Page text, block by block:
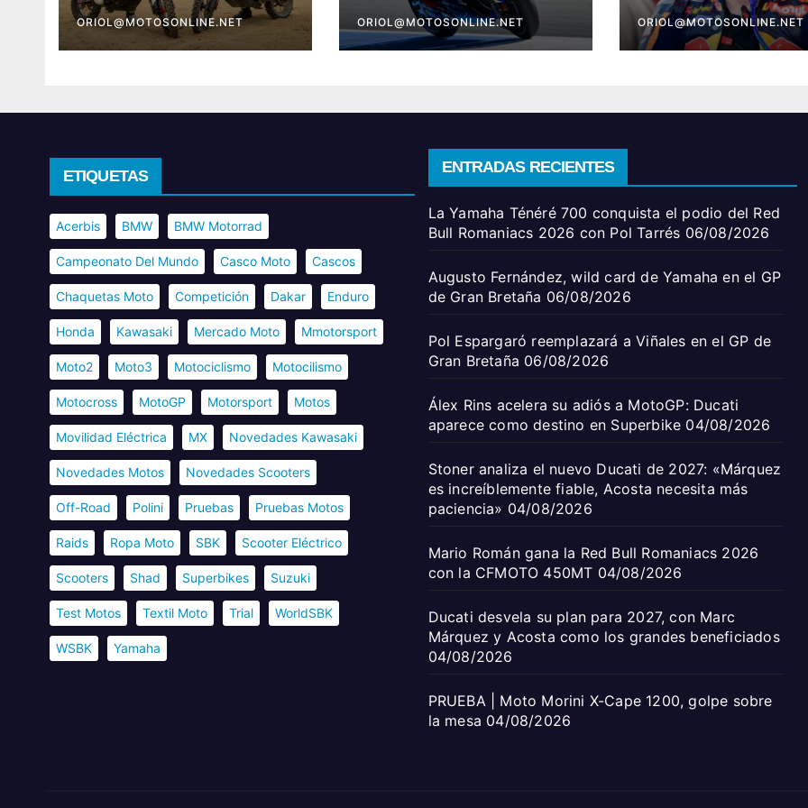
ORIOL@MOTOSONLINE.NET ORIOL@MOTOSONLINE.NET ORIOL@MOTOSONLINE.NET
ETIQUETAS
Acerbis BMW BMW Motorrad
Campeonato Del Mundo Casco Moto Cascos
Chaquetas Moto Competición Dakar Enduro
Honda Kawasaki Mercado Moto Mmotorsport
Moto2 Moto3 Motociclismo Motocilismo
Motocross MotoGP Motorsport Motos
Movilidad Eléctrica MX Novedades Kawasaki
Novedades Motos Novedades Scooters
Off-Road Polini Pruebas Pruebas Motos
Raids Ropa Moto SBK Scooter Eléctrico
Scooters Shad Superbikes Suzuki
Test Motos Textil Moto Trial WorldSBK
WSBK Yamaha
ENTRADAS RECIENTES
La Yamaha Ténéré 700 conquista el podio del Red
Bull Romaniacs 2026 con Pol Tarrés 06/08/2026
Augusto Fernández, wild card de Yamaha en el GP
de Gran Bretaña 06/08/2026
Pol Espargaró reemplazará a Viñales en el GP de
Gran Bretaña 06/08/2026
Álex Rins acelera su adiós a MotoGP: Ducati
aparece como destino en Superbike 04/08/2026
Stoner analiza el nuevo Ducati de 2027: «Márquez
es increíblemente fiable, Acosta necesita más
paciencia» 04/08/2026
Mario Román gana la Red Bull Romaniacs 2026
con la CFMOTO 450MT 04/08/2026
Ducati desvela su plan para 2027, con Marc
Márquez y Acosta como los grandes beneficiados
04/08/2026
PRUEBA | Moto Morini X-Cape 1200, golpe sobre
la mesa 04/08/2026